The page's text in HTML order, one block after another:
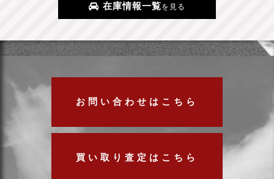
在庫情報一覧を見る
お問い合わせはこちら
買い取り査定はこちら